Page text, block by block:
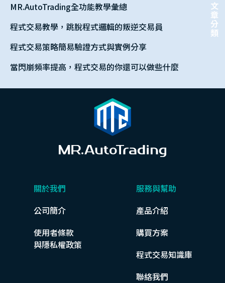
MR.AutoTrading全功能教學彙總
程式交易教學，跳脫程式邏輯的叛逆交易員
程式交易策略簡易驗證方式與實例分享
當閃崩頻率提高，程式交易的你還可以做些什麼
關於我們
公司簡介
使用者條款
與隱私權政策
服務與幫助
產品介紹
購買方案
程式交易知識庫
聯絡我們
文章分類